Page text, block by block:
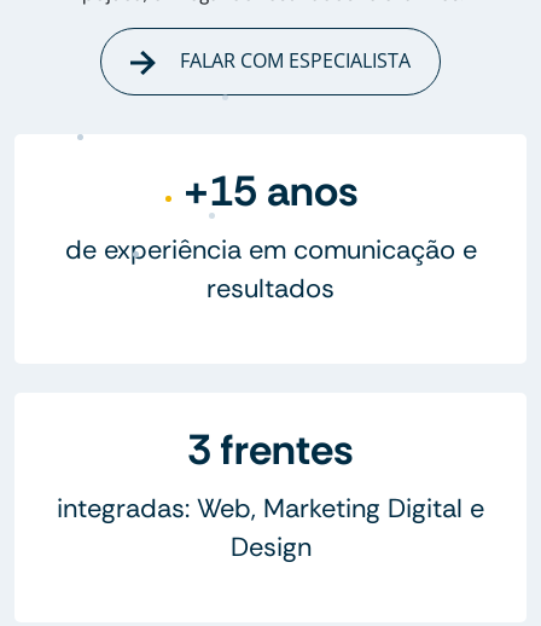
FALAR COM ESPECIALISTA
+15 anos
de experiência em comunicação e
resultados
3 frentes
integradas: Web, Marketing Digital e
Design